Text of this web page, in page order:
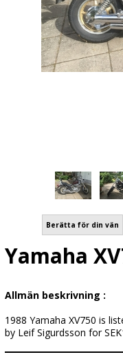
Berätta för din vän
Yamaha
Allmän beskrivning :
1988 Yamaha XV750 is
by Leif Sigurdsson for